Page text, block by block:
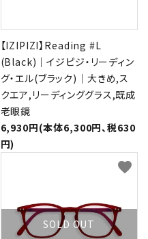
【IZIPIZI】Reading #L
(Black)｜イジピジ・リーディン
グ・エル(ブラック)｜大きめ,ス
クエア,リーディンググラス,既成
老眼鏡
6,930円(本体6,300円、税630
円)
SOLD OUT
favorite